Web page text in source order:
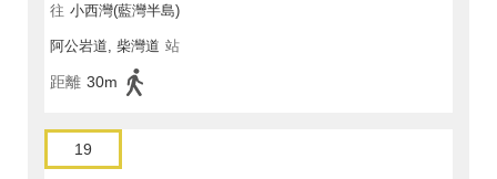
往 小西灣(藍灣半島)
阿公岩道, 柴灣道 站
距離 30m
19